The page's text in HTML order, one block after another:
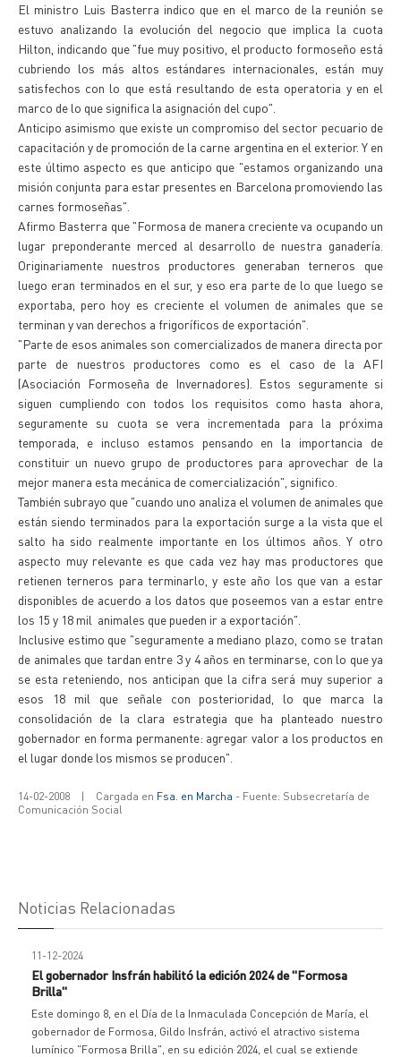
El ministro Luis Basterra indico que en el marco de la reunión se
estuvo analizando la evolución del negocio que implica la cuota
Hilton, indicando que "fue muy positivo, el producto formoseño está
cubriendo los más altos estándares internacionales, están muy
satisfechos con lo que está resultando de esta operatoria y en el
marco de lo que significa la asignación del cupo".
Anticipo asimismo que existe un compromiso del sector pecuario de
capacitación y de promoción de la carne argentina en el exterior. Y en
este último aspecto es que anticipo que "estamos organizando una
misión conjunta para estar presentes en Barcelona promoviendo las
carnes formoseñas".
Afirmo Basterra que "Formosa de manera creciente va ocupando un
lugar preponderante merced al desarrollo de nuestra ganadería.
Originariamente nuestros productores generaban terneros que
luego eran terminados en el sur, y eso era parte de lo que luego se
exportaba, pero hoy es creciente el volumen de animales que se
terminan y van derechos a frigoríficos de exportación".
"Parte de esos animales son comercializados de manera directa por
parte de nuestros productores como es el caso de la AFI
(Asociación Formoseña de Invernadores). Estos seguramente si
siguen cumpliendo con todos los requisitos como hasta ahora,
seguramente su cuota se vera incrementada para la próxima
temporada, e incluso estamos pensando en la importancia de
constituir un nuevo grupo de productores para aprovechar de la
mejor manera esta mecánica de comercialización", significo.
También subrayo que "cuando uno analiza el volumen de animales que
están siendo terminados para la exportación surge a la vista que el
salto ha sido realmente importante en los últimos años. Y otro
aspecto muy relevante es que cada vez hay mas productores que
retienen terneros para terminarlo, y este año los que van a estar
disponibles de acuerdo a los datos que poseemos van a estar entre
los 15 y 18 mil animales que pueden ir a exportación".
Inclusive estimo que "seguramente a mediano plazo, como se tratan
de animales que tardan entre 3 y 4 años en terminarse, con lo que ya
se esta reteniendo, nos anticipan que la cifra será muy superior a
esos 18 mil que señale con posterioridad, lo que marca la
consolidación de la clara estrategia que ha planteado nuestro
gobernador en forma permanente: agregar valor a los productos en
el lugar donde los mismos se producen".
14-02-2008 | Cargada en Fsa. en Marcha - Fuente: Subsecretaría de
Comunicación Social
Noticias Relacionadas
11-12-2024
El gobernador Insfrán habilitó la edición 2024 de "Formosa
Brilla"
Este domingo 8, en el Día de la Inmaculada Concepción de María, el
gobernador de Formosa, Gildo Insfrán, activó el atractivo sistema
lumínico "Formosa Brilla", en su edición 2024, el cual se extiende